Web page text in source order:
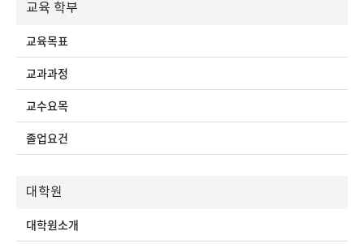
교육 학부
교육목표
교과과정
교수요목
졸업요건
대학원
대학원소개